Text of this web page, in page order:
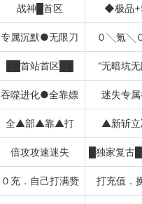
战神█首区 ◆极品
专属沉默●无限刀 ０╲氪╲
██首站首区██ “无暗坑
吞噬进化●全靠嫖 迷失专
全▲部▲靠▲打 ▲新斩
倍攻攻速迷失
０充．自己打满赞 打充值．